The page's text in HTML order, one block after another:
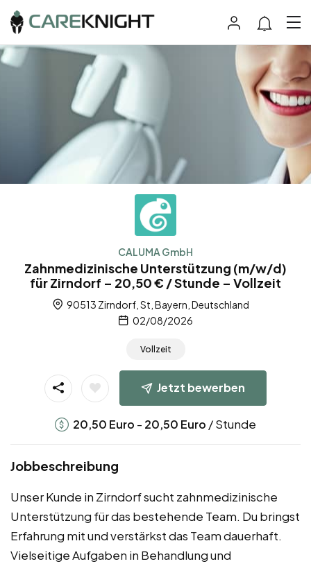
CALUMA GmbH
Zahnmedizinische Unterstützung (m/w/d)
für Zirndorf – 20,50 € / Stunde – Vollzeit
90513 Zirndorf, St, Bayern, Deutschland
02/08/2026
Vollzeit
Jetzt bewerben
20,50 Euro - 20,50 Euro / Stunde
Jobbeschreibung
Unser Kunde in Zirndorf sucht zahnmedizinische
Unterstützung für das bestehende Team. Du bringst
Erfahrung mit und verstärkst das Team dauerhaft.
Vielseitige Aufgaben in Behandlung und